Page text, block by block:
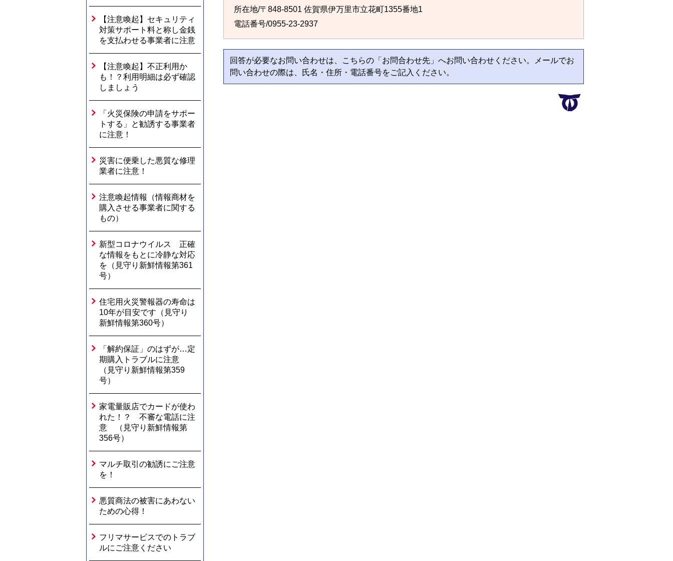
【注意喚起】セキュリティ
対策サポート料と称し金銭
を支払わせる事業者に注意
【注意喚起】不正利用か
も！？利用明細は必ず確認
しましょう
「火災保険の申請をサポー
トする」と勧誘する事業者
に注意！
災害に便乗した悪質な修理
業者に注意！
注意喚起情報（情報商材を
購入させる事業者に関する
もの）
新型コロナウイルス 正確
な情報をもとに冷静な対応
を（見守り新鮮情報第361
号）
住宅用火災警報器の寿命は
10年が目安です（見守り
新鮮情報第360号）
「解約保証」のはずが…定
期購入トラブルに注意
（見守り新鮮情報第359
号）
家電量販店でカードが使わ
れた！？ 不審な電話に注
意 （見守り新鮮情報第
356号）
マルチ取引の勧誘にご注意
を！
悪質商法の被害にあわない
ための心得！
フリマサービスでのトラブ
ルにご注意ください
所在地/〒848-8501 佐賀県伊万里市立花町1355番地1
電話番号/0955-23-2937
回答が必要なお問い合わせは、こちらの「お問合わせ先」へお問い合わせください。メールでお
問い合わせの際は、氏名・住所・電話番号をご記入ください。